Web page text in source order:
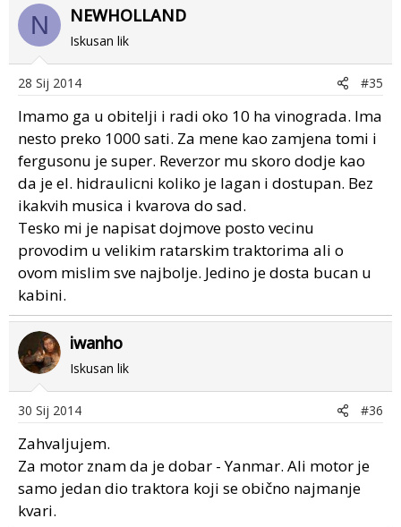
N NEWHOLLAND
Iskusan lik
28 Sij 2014 #35
Imamo ga u obitelji i radi oko 10 ha vinograda. Ima
nesto preko 1000 sati. Za mene kao zamjena tomi i
fergusonu je super. Reverzor mu skoro dodje kao
da je el. hidraulicni koliko je lagan i dostupan. Bez
ikakvih musica i kvarova do sad.
Tesko mi je napisat dojmove posto vecinu
provodim u velikim ratarskim traktorima ali o
ovom mislim sve najbolje. Jedino je dosta bucan u
kabini.
iwanho
Iskusan lik
30 Sij 2014 #36
Zahvaljujem.
Za motor znam da je dobar - Yanmar. Ali motor je
samo jedan dio traktora koji se obično najmanje
kvari.